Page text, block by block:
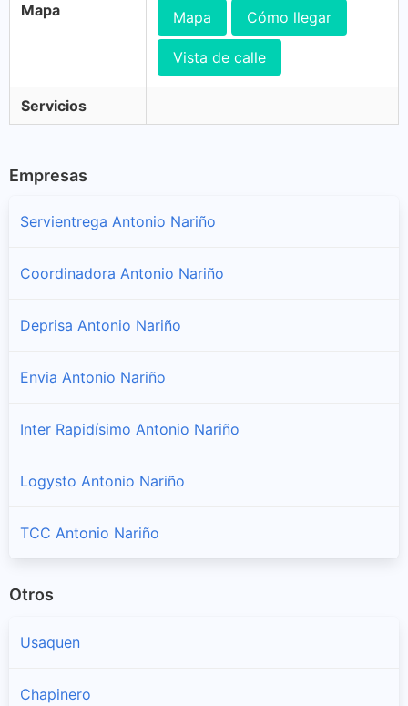
Mapa Mapa Cómo llegar
Vista de calle
Servicios
Empresas
Servientrega Antonio Nariño
Coordinadora Antonio Nariño
Deprisa Antonio Nariño
Envia Antonio Nariño
Inter Rapidísimo Antonio Nariño
Logysto Antonio Nariño
TCC Antonio Nariño
Otros
Usaquen
Chapinero